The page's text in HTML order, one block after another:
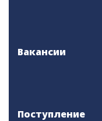
Вакансии
Поступление